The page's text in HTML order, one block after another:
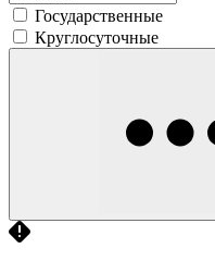
Государственные
Круглосуточные